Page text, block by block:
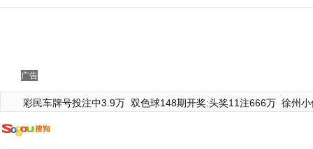
广告
彩民车牌号投注中3.9万 双色球148期开奖:头奖11注666万 徐州